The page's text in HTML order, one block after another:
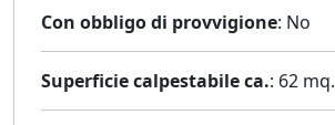
Con obbligo di provvigione: No
Superficie calpestabile ca.: 62 mq.